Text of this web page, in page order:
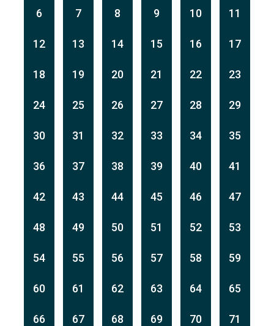
6 7 8 9 10 11
12 13 14 15 16 17
18 19 20 21 22 23
24 25 26 27 28 29
30 31 32 33 34 35
36 37 38 39 40 41
42 43 44 45 46 47
48 49 50 51 52 53
54 55 56 57 58 59
60 61 62 63 64 65
66 67 68 69 70 71